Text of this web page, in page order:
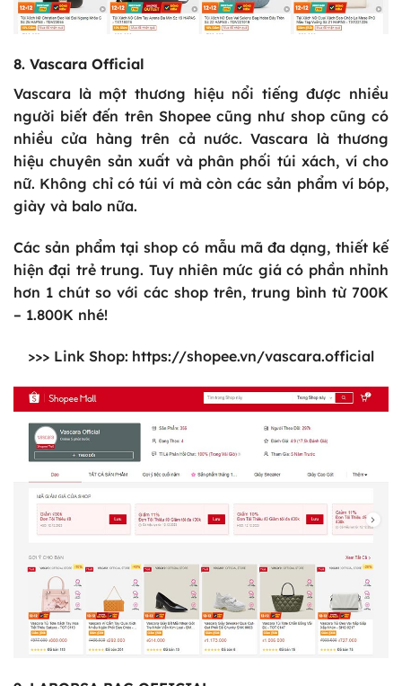
8. Vascara Official
Vascara là một thương hiệu nổi tiếng được nhiều
người biết đến trên Shopee cũng như shop cũng có
nhiều cửa hàng trên cả nước. Vascara là thương
hiệu chuyên sản xuất và phân phối túi xách, ví cho
nữ. Không chỉ có túi ví mà còn các sản phẩm ví bóp,
giày và balo nữa.
Các sản phẩm tại shop có mẫu mã đa dạng, thiết kế
hiện đại trẻ trung. Tuy nhiên mức giá có phần nhỉnh
hơn 1 chút so với các shop trên, trung bình từ 700K
– 1.800K nhé!
>>> Link Shop: https://shopee.vn/vascara.official